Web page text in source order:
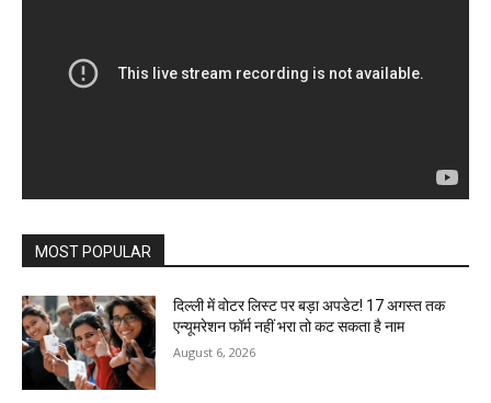
MOST POPULAR
दिल्ली में वोटर लिस्ट पर बड़ा अपडेट! 17 अगस्त तक
एन्यूमरेशन फॉर्म नहीं भरा तो कट सकता है नाम
August 6, 2026